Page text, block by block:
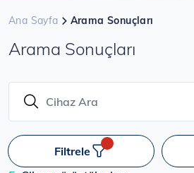
Ana Sayfa Arama Sonuçları
Arama Sonuçları
Filtrele